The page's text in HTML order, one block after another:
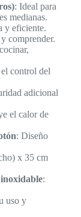
: Ideal para
medianas.
y eficiente.
comprender.
control del
adicional
el calor de
: Diseño
x 35 cm
:
uso y